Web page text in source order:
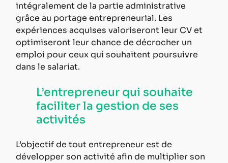
intégralement de la partie administrative
grâce au portage entrepreneurial. Les
expériences acquises valoriseront leur CV et
optimiseront leur chance de décrocher un
emploi pour ceux qui souhaitent poursuivre
dans le salariat.
L’entrepreneur qui souhaite
faciliter la gestion de ses
activités
L’objectif de tout entrepreneur est de
développer son activité afin de multiplier son